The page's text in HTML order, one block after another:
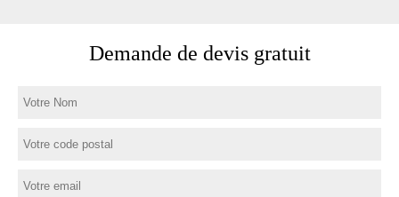
Demande de devis gratuit